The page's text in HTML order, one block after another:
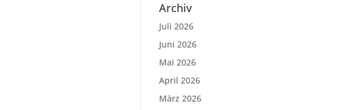
Archiv
Juli 2026
Juni 2026
Mai 2026
April 2026
März 2026